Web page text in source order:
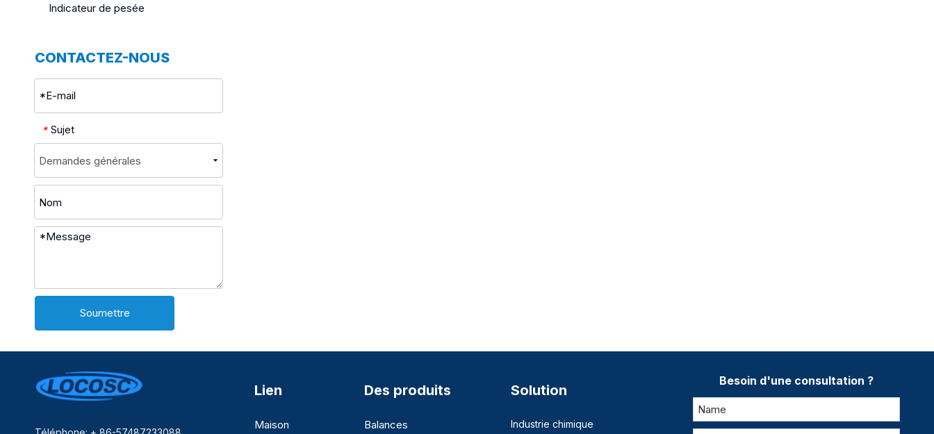
Indicateur de pesée
CONTACTEZ-NOUS
* Sujet
Soumettre
Lien
Maison
Des produits
Balances
Solution
Industrie chimique
Besoin d'une consultation ?